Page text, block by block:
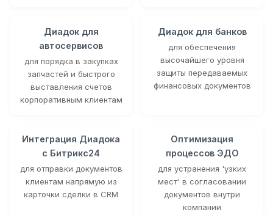
Диадок для
автосервисов
для порядка в закупках
запчастей и быстрого
выставления счетов
корпоративным клиентам
Диадок для банков
для обеспечения
высочайшего уровня
защиты передаваемых
финансовых документов
Интеграция Диадока
с Битрикс24
для отправки документов
клиентам напрямую из
карточки сделки в CRM
Оптимизация
процессов ЭДО
для устранения 'узких
мест' в согласовании
документов внутри
компании